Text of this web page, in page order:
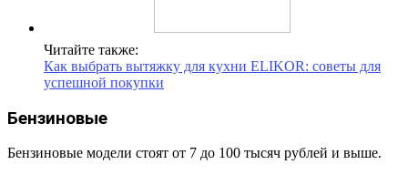
Читайте также:
Как выбрать вытяжку для кухни ELIKOR: советы для
успешной покупки
Бензиновые
Бензиновые модели стоят от 7 до 100 тысяч рублей и выше.